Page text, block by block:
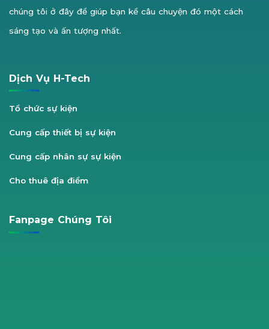
chúng tôi ở đây để giúp bạn kể câu chuyện đó một cách
sáng tạo và ấn tượng nhất.
Dịch Vụ H-Tech
Tổ chức sự kiện
Cung cấp thiết bị sự kiện
Cung cấp nhân sự sự kiện
Cho thuê địa điểm
Fanpage Chúng Tôi